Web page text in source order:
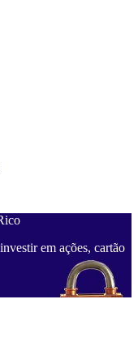
em ações, cartão